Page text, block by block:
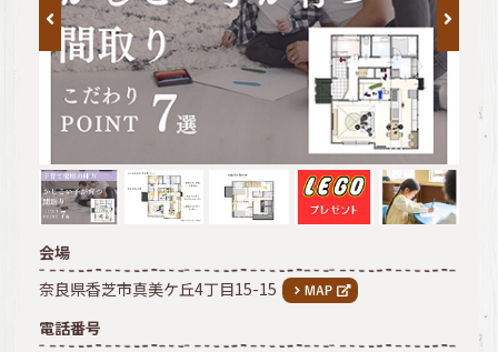
会場
奈良県香芝市真美ケ丘4丁目15-15
電話番号